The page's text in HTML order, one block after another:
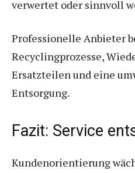
verwertet oder sinnvoll
Professionelle Anbieter
Recyclingprozesse,
Ersatzteilen und eine
Entsorgung.
Fazit: Service
Kundenorientierung